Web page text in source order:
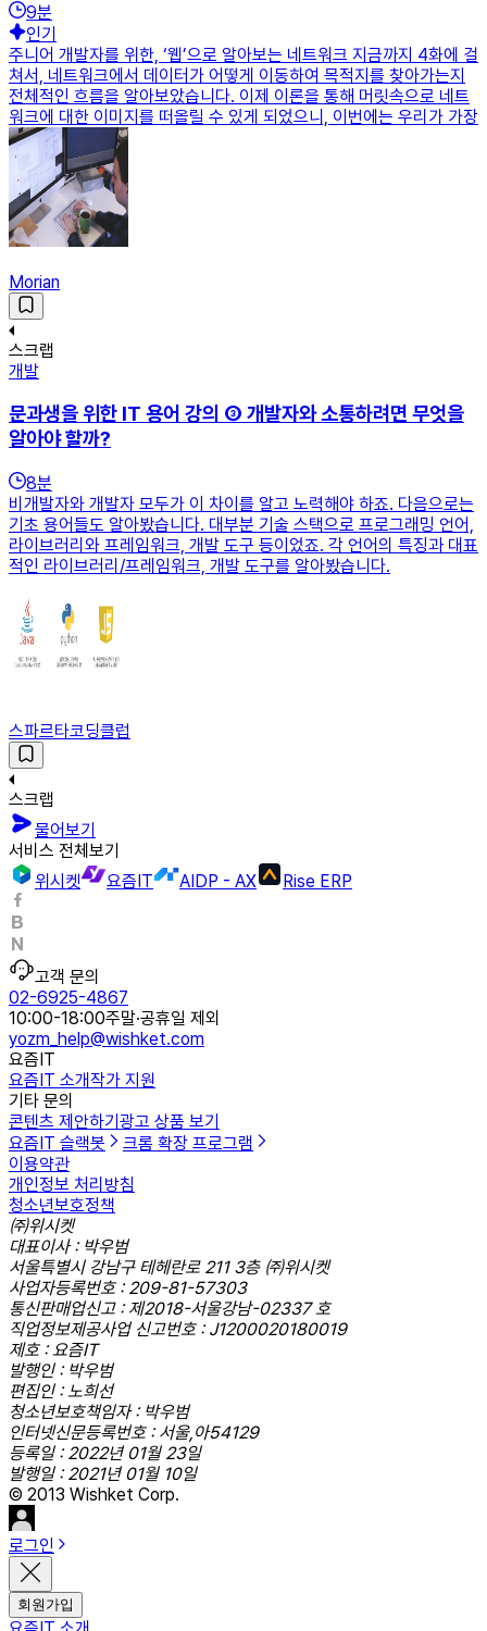
9분
인기
주니어 개발자를 위한, ‘웹’으로 알아보는 네트워크 지금까지 4화에 걸
쳐서, 네트워크에서 데이터가 어떻게 이동하여 목적지를 찾아가는지
전체적인 흐름을 알아보았습니다. 이제 이론을 통해 머릿속으로 네트
워크에 대한 이미지를 떠올릴 수 있게 되었으니, 이번에는 우리가 가장
Morian
스크랩
개발
문과생을 위한 IT 용어 강의 ③ 개발자와 소통하려면 무엇을
알아야 할까?
8분
비개발자와 개발자 모두가 이 차이를 알고 노력해야 하죠. 다음으로는
기초 용어들도 알아봤습니다. 대부분 기술 스택으로 프로그래밍 언어,
라이브러리와 프레임워크, 개발 도구 등이었죠. 각 언어의 특징과 대표
적인 라이브러리/프레임워크, 개발 도구를 알아봤습니다.
스파르타코딩클럽
스크랩
물어보기
서비스 전체보기
위시켓
요즘IT AIDP - AX Rise ERP
고객 문의
02-6925-4867
10:00-18:00주말·공휴일 제외
yozm_help@wishket.com
요즘IT
요즘IT 소개작가 지원
기타 문의
콘텐츠 제안하기 광고 상품 보기
요즘IT 슬랙봇
크롬 확장 프로그램
이용약관
개인정보 처리방침
청소년보호정책
㈜위시켓
대표이사 : 박우범
서울특별시 강남구 테헤란로 211 3층 ㈜위시켓
사업자등록번호 : 209-81-57303
통신판매업신고 : 제2018-서울강남-02337 호
직업정보제공사업 신고번호 : J1200020180019
제호 : 요즘IT
발행인 : 박우범
편집인 : 노희선
청소년보호책임자 : 박우범
인터넷신문등록번호 : 서울,아54129
등록일 : 2022년 01월 23일
발행일 : 2021년 01월 10일
© 2013 Wishket Corp.
로그인
회원가입